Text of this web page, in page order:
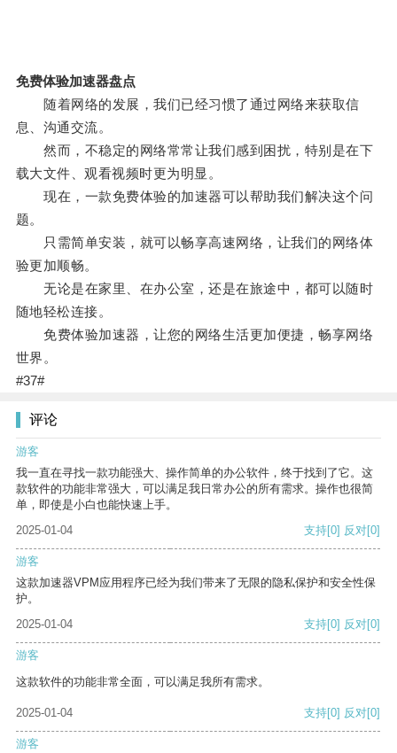
免费体验加速器盘点
随着网络的发展，我们已经习惯了通过网络来获取信
息、沟通交流。
然而，不稳定的网络常常让我们感到困扰，特别是在下
载大文件、观看视频时更为明显。
现在，一款免费体验的加速器可以帮助我们解决这个问
题。
只需简单安装，就可以畅享高速网络，让我们的网络体
验更加顺畅。
无论是在家里、在办公室，还是在旅途中，都可以随时
随地轻松连接。
免费体验加速器，让您的网络生活更加便捷，畅享网络
世界。
#37#
评论
游客
我一直在寻找一款功能强大、操作简单的办公软件，终于找到了它。这
款软件的功能非常强大，可以满足我日常办公的所有需求。操作也很简
单，即使是小白也能快速上手。
2025-01-04
支持[0] 反对[0]
游客
这款加速器VPM应用程序已经为我们带来了无限的隐私保护和安全性保
护。
2025-01-04
支持[0] 反对[0]
游客
这款软件的功能非常全面，可以满足我所有需求。
2025-01-04 支持[0] 反对[0]
游客